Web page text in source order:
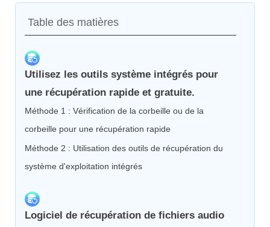
Table des matières
Utilisez les outils système intégrés pour
une récupération rapide et gratuite.
Méthode 1 : Vérification de la corbeille ou de la
corbeille pour une récupération rapide
Méthode 2 : Utilisation des outils de récupération du
système d'exploitation intégrés
Logiciel de récupération de fichiers audio